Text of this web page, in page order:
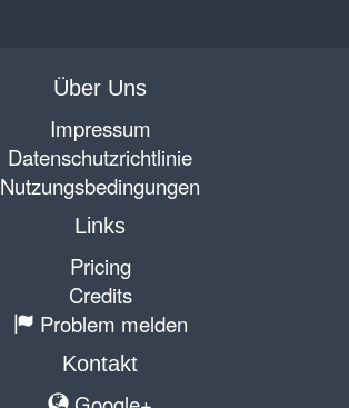
Über Uns
Impressum
Datenschutzrichtlinie
Nutzungsbedingungen
Links
Pricing
Credits
Problem melden
Kontakt